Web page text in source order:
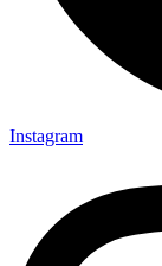
Instagram